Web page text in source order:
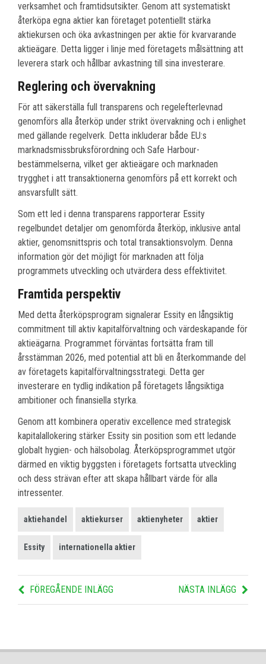
verksamhet och framtidsutsikter. Genom att systematiskt
återköpa egna aktier kan företaget potentiellt stärka
aktiekursen och öka avkastningen per aktie för kvarvarande
aktieägare. Detta ligger i linje med företagets målsättning att
leverera stark och hållbar avkastning till sina investerare.
Reglering och övervakning
För att säkerställa full transparens och regelefterlevnad
genomförs alla återköp under strikt övervakning och i enlighet
med gällande regelverk. Detta inkluderar både EU:s
marknadsmissbruksförordning och Safe Harbour-
bestämmelserna, vilket ger aktieägare och marknaden
trygghet i att transaktionerna genomförs på ett korrekt och
ansvarsfullt sätt.
Som ett led i denna transparens rapporterar Essity
regelbundet detaljer om genomförda återköp, inklusive antal
aktier, genomsnittspris och total transaktionsvolym. Denna
information gör det möjligt för marknaden att följa
programmets utveckling och utvärdera dess effektivitet.
Framtida perspektiv
Med detta återköpsprogram signalerar Essity en långsiktig
commitment till aktiv kapitalförvaltning och värdeskapande för
aktieägarna. Programmet förväntas fortsätta fram till
årsstämman 2026, med potential att bli en återkommande del
av företagets kapitalförvaltningsstrategi. Detta ger
investerare en tydlig indikation på företagets långsiktiga
ambitioner och finansiella styrka.
Genom att kombinera operativ excellence med strategisk
kapitalallokering stärker Essity sin position som ett ledande
globalt hygien- och hälsobolag. Återköpsprogrammet utgör
därmed en viktig byggsten i företagets fortsatta utveckling
och dess strävan efter att skapa hållbart värde för alla
intressenter.
aktiehandel aktiekurser aktienyheter aktier
Essity internationella aktier
FÖREGÅENDE INLÄGG NÄSTA INLÄGG